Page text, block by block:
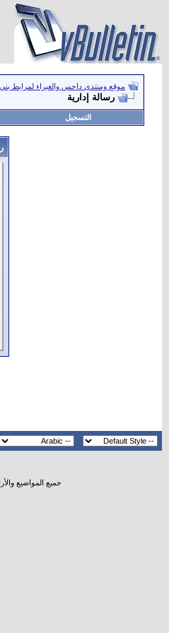
موقع ومنتدى داحس والغبراء لمرابط
رسالة إدارية
التسجيل
جميع المواضيع